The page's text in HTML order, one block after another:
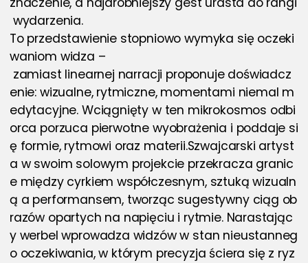
wydarzenia.
To przedstawienie stopniowo wymyka się oczeki
waniom widza –
zamiast linearnej narracji proponuje doświadcz
enie: wizualne, rytmiczne, momentami niemal m
edytacyjne. Wciągnięty w ten mikrokosmos odbi
orca porzuca pierwotne wyobrażenia i poddaje si
ę formie, rytmowi oraz materii.Szwajcarski artyst
a w swoim solowym projekcie przekracza granic
e między cyrkiem współczesnym, sztuką wizualn
ą a performansem, tworząc sugestywny ciąg ob
razów opartych na napięciu i rytmie. Narastając
y werbel wprowadza widzów w stan nieustanneg
o oczekiwania, w którym precyzja ściera się z ryz